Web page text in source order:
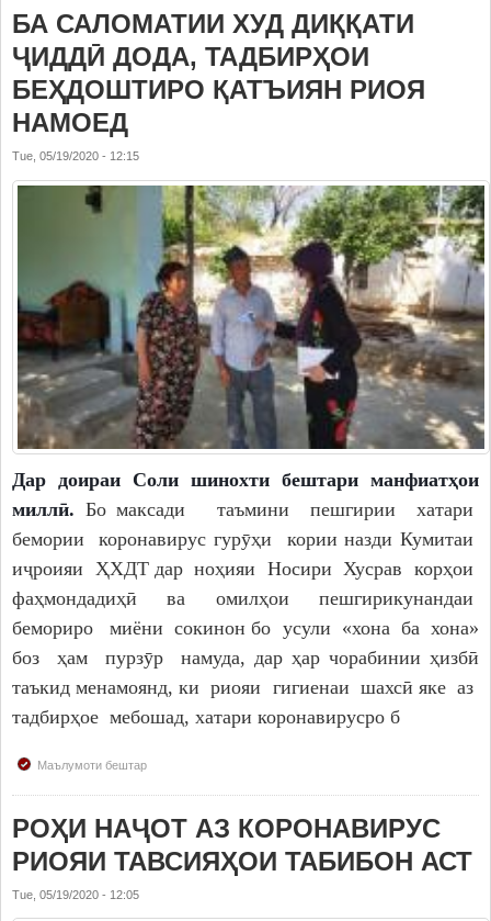
БА САЛОМАТИИ ХУД ДИҚҚАТИ
ҶИДДӢ ДОДА, ТАДБИРҲОИ
БЕҲДОШТИРО ҚАТЪИЯН РИОЯ
НАМОЕД
Tue, 05/19/2020 - 12:15
Дар доираи Соли шинохти бештари манфиатҳои
миллӣ. Бо максади таъмини пешгирии хатари
бемории коронавирус гурӯҳи кории назди Кумитаи
иҷроияи ҲХДТ дар ноҳияи Носири Хусрав корҳои
фаҳмондадиҳӣ ва омилҳои пешгирикунандаи
бемориро миёни сокинон бо усули «хона ба хона»
боз ҳам пурзӯр намуда, дар ҳар чорабинии ҳизбӣ
таъкид менамоянд, ки риояи гигиенаи шахсӣ яке аз
тадбирҳое мебошад, хатари коронавирусро б
Маълумоти бештар
РОҲИ НАҶОТ АЗ КОРОНАВИРУС
РИОЯИ ТАВСИЯҲОИ ТАБИБОН АСТ
Tue, 05/19/2020 - 12:05